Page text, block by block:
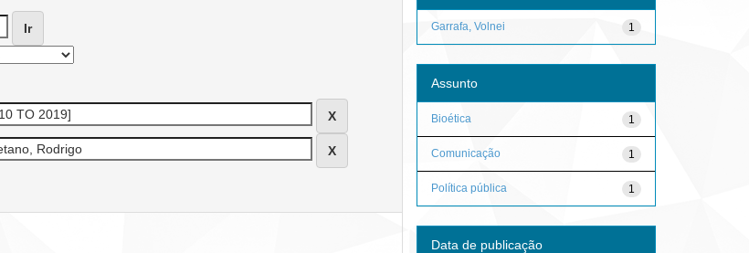
1
Garrafa, Volnei
Assunto
1
Bioética
1
Comunicação
1
Política pública
Data de publicação